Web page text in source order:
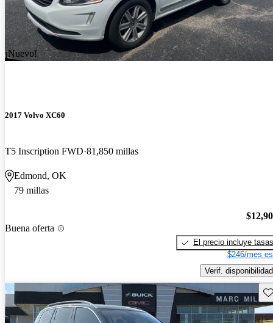
¡Nuevo!
2017 Volvo XC60
T5 Inscription FWD 81,850 millas
Edmond, OK
79 millas
Buena oferta
El precio incluye tasas
$246/mes
Verif. disponibilidad